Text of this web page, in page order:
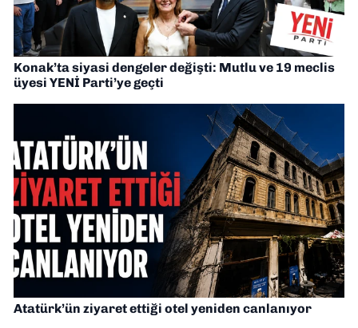
Konak’ta siyasi dengeler değişti: Mutlu ve 19 meclis
üyesi YENİ Parti’ye geçti
Atatürk’ün ziyaret ettiği otel yeniden canlanıyor